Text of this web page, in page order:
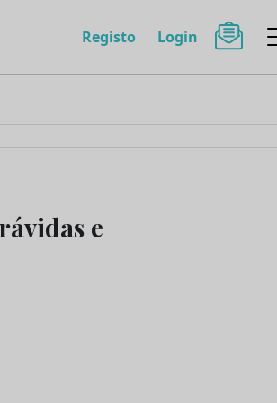
Registo Login
e